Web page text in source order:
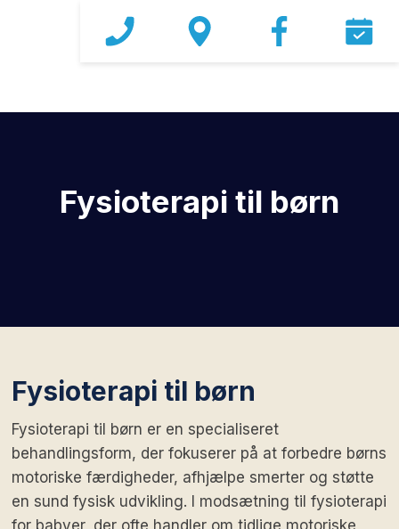
​Fysioterapi til børn
​Fysioterapi til børn
Fysioterapi til børn er en specialiseret
behandlingsform, der fokuserer på at forbedre børns
motoriske færdigheder, afhjælpe smerter og støtte
en sund fysisk udvikling. I modsætning til fysioterapi
for babyer, der ofte handler om tidlige motoriske